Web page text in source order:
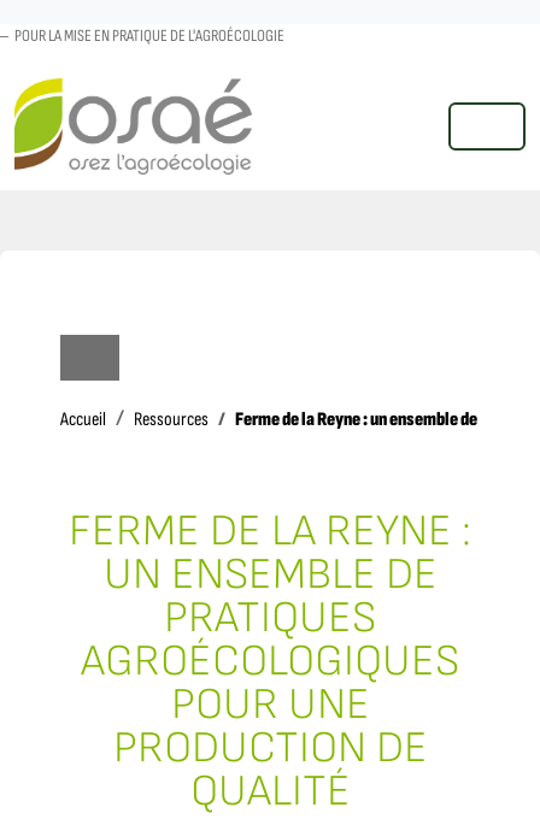
POUR LA MISE EN PRATIQUE DE L'AGROÉCOLOGIE
MENU
Accueil AccueilRessources Ferme de la Reyne : un ensemble de
FERME DE LA REYNE :
UN ENSEMBLE DE
PRATIQUES
AGROÉCOLOGIQUES
POUR UNE
PRODUCTION DE
QUALITÉ